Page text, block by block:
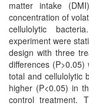
matter intake
concentration of
cellulolytic
experiment were
design with three
differences
total and cellulolytic
higher (P<0.05) in
control treatment.